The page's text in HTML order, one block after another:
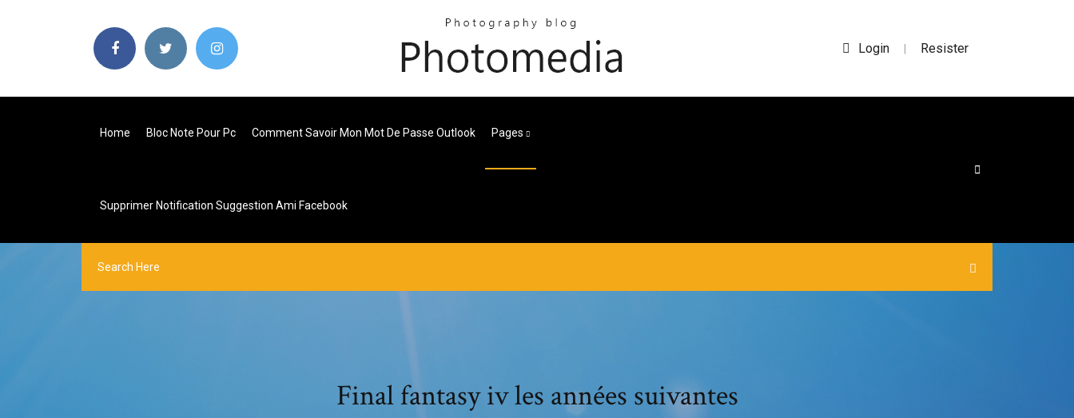
Login | Resister
Home Bloc Note Pour Pc Comment Savoir Mon Mot De Passe Outlook Pages
Supprimer Notification Suggestion Ami Facebook
Final fantasy iv les années suivantes